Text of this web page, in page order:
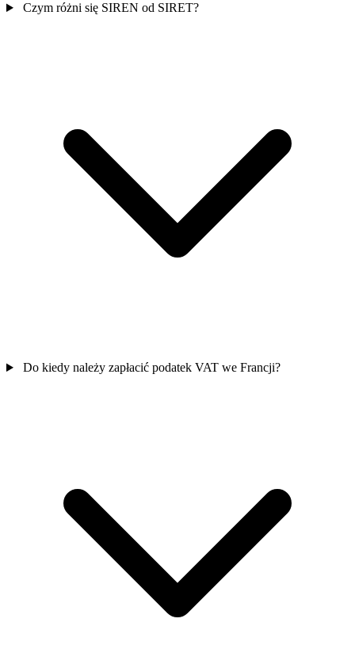
Czym różni się SIREN od SIRET?
Do kiedy należy zapłacić podatek VAT we Francji?